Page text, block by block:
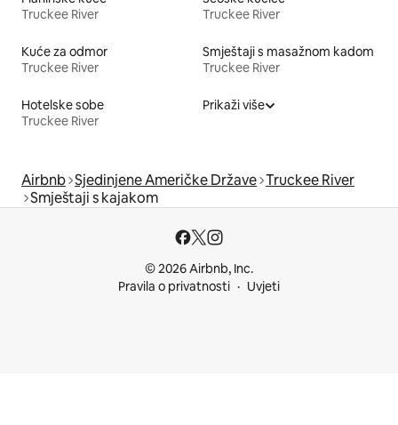
Truckee River
Truckee River
Kuće za odmor
Truckee River
Smještaji s masažnom kadom
Truckee River
Hotelske sobe
Truckee River
Prikaži više
Airbnb Sjedinjene Američke Države Truckee River
Smještaji s kajakom
© 2026 Airbnb, Inc.
Pravila o privatnosti
Uvjeti